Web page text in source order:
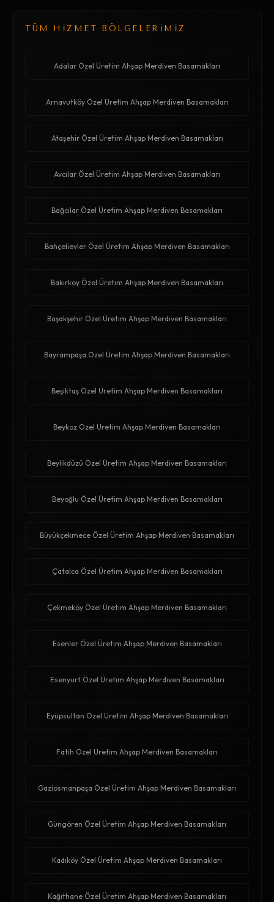
TÜM HİZMET BÖLGELERİMİZ
Adalar Özel Üretim Ahşap Merdiven Basamakları
Arnavutköy Özel Üretim Ahşap Merdiven Basamakları
Ataşehir Özel Üretim Ahşap Merdiven Basamakları
Avcılar Özel Üretim Ahşap Merdiven Basamakları
Bağcılar Özel Üretim Ahşap Merdiven Basamakları
Bahçelievler Özel Üretim Ahşap Merdiven Basamakları
Bakırköy Özel Üretim Ahşap Merdiven Basamakları
Başakşehir Özel Üretim Ahşap Merdiven Basamakları
Bayrampaşa Özel Üretim Ahşap Merdiven Basamakları
Beşiktaş Özel Üretim Ahşap Merdiven Basamakları
Beykoz Özel Üretim Ahşap Merdiven Basamakları
Beylikdüzü Özel Üretim Ahşap Merdiven Basamakları
Beyoğlu Özel Üretim Ahşap Merdiven Basamakları
Büyükçekmece Özel Üretim Ahşap Merdiven Basamakları
Çatalca Özel Üretim Ahşap Merdiven Basamakları
Çekmeköy Özel Üretim Ahşap Merdiven Basamakları
Esenler Özel Üretim Ahşap Merdiven Basamakları
Esenyurt Özel Üretim Ahşap Merdiven Basamakları
Eyüpsultan Özel Üretim Ahşap Merdiven Basamakları
Fatih Özel Üretim Ahşap Merdiven Basamakları
Gaziosmanpaşa Özel Üretim Ahşap Merdiven Basamakları
Güngören Özel Üretim Ahşap Merdiven Basamakları
Kadıköy Özel Üretim Ahşap Merdiven Basamakları
Kağıthane Özel Üretim Ahşap Merdiven Basamakları